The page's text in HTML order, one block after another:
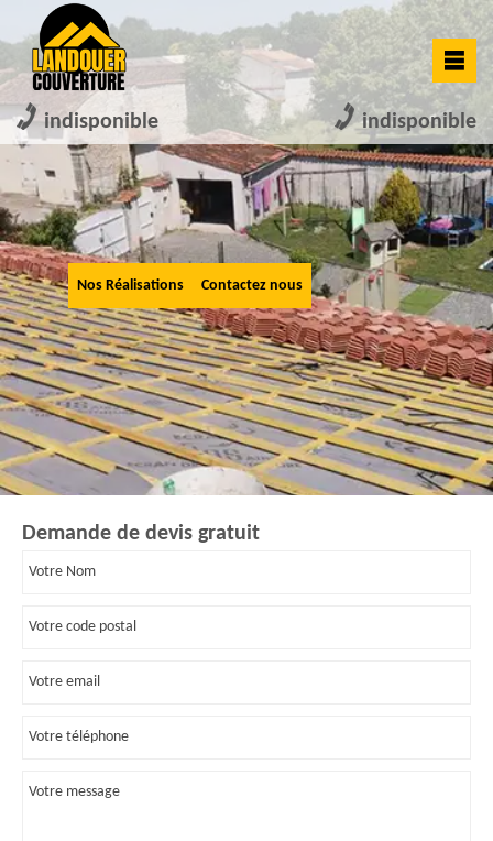
indisponible indisponible
Nos Réalisations Contactez nous
Demande de devis gratuit